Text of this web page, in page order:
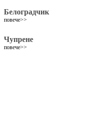
Белоградчик
повече>>
Чупрене
повече>>